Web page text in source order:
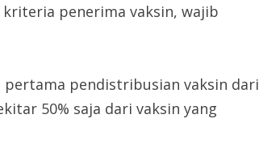
penerima vaksin, wajib
pendistribusian vaksin dari
50% saja dari vaksin yang